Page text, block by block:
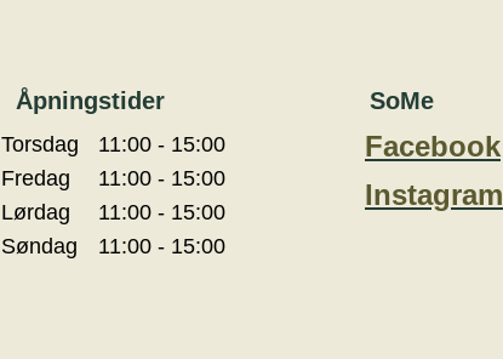
Åpningstider
Torsdag
11:00 - 15:00
Fredag
11:00 - 15:00
Lørdag
11:00 - 15:00
Søndag
11:00 - 15:00
SoMe
Facebook
Instagram